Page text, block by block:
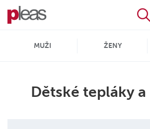
MUŽI ŽENY
Dětské tepláky